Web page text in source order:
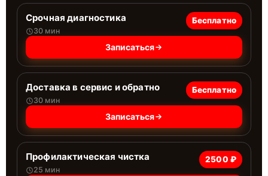
Срочная диагностика
30 мин
Бесплатно
Записаться
Доставка в сервис и обратно
30 мин
Бесплатно
Записаться
Профилактическая чистка
25 мин
2500 ₽